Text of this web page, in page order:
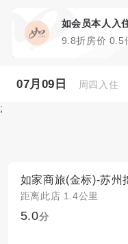
如会员本人入
9.8折房价 0.5
07月09日 周四入住
;
距离此店 1.4公里
5.0分